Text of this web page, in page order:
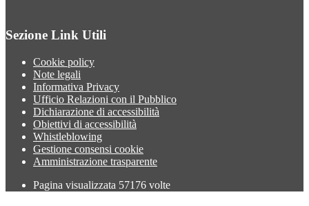
Sezione Link Utili
Cookie policy
Note legali
Informativa Privacy
Ufficio Relazioni con il Pubblico
Dichiarazione di accessibilità
Obiettivi di accessibilità
Whistleblowing
Gestione consensi cookie
Amministrazione trasparente
Pagina visualizzata 57176 volte